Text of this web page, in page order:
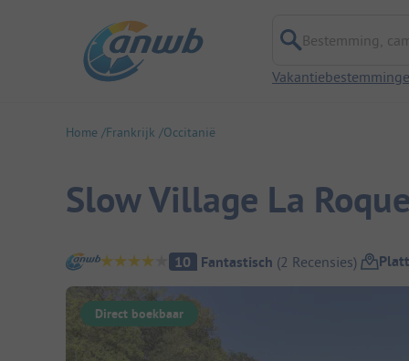
Bestemming,
Home Frankrijk Occitanië
Slow Village La
Camping overzicht
10 Fantastisch (2 Recensies)
Direct boekbaar